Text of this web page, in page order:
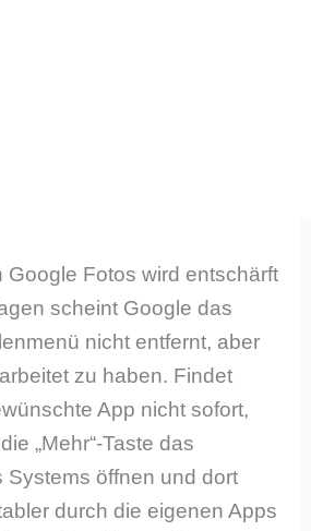
Google Fotos wird entschärft
scheint Google das
nicht entfernt, aber
zu haben. Findet
App nicht sofort,
„Mehr“-Taste das
Systems öffnen und dort
durch die eigenen Apps